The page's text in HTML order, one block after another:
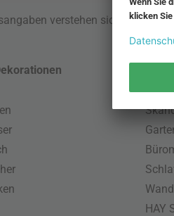
verstehen sich inklusive
HAY